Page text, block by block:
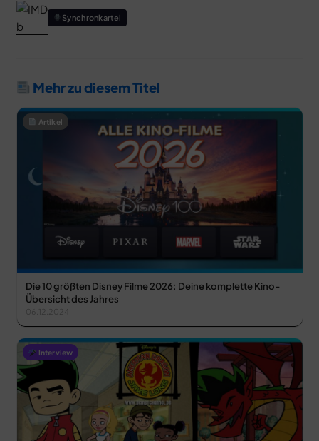
Synchronkartei
Mehr zu diesem Titel
Artikel
Die 10 größten Disney Filme 2026: Deine komplette Kino-
Übersicht des Jahres
Interview